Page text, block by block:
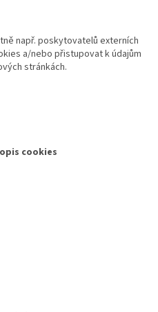
např. poskytovatelů externích
a/nebo přistupovat k údajům
stránkách.
cookies